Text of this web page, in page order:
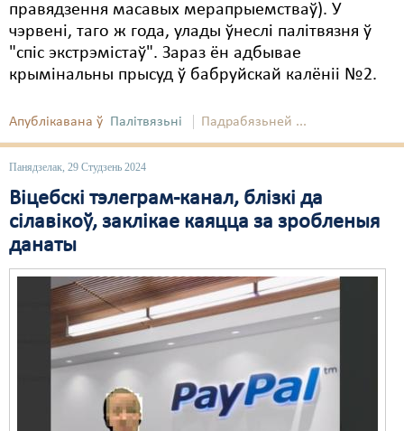
правядзення масавых мерапрыемстваў). У
чэрвені, таго ж года, улады ўнеслі палітвязня ў
"спіс экстрэмістаў". Зараз ён адбывае
крымінальны прысуд ў бабруйскай калёніі №2.
Апублікавана ў Палітвязьні Падрабязьней ...
Панядзелак, 29 Студзень 2024
Віцебскі тэлеграм-канал, блізкі да
сілавікоў, заклікае каяцца за зробленыя
данаты